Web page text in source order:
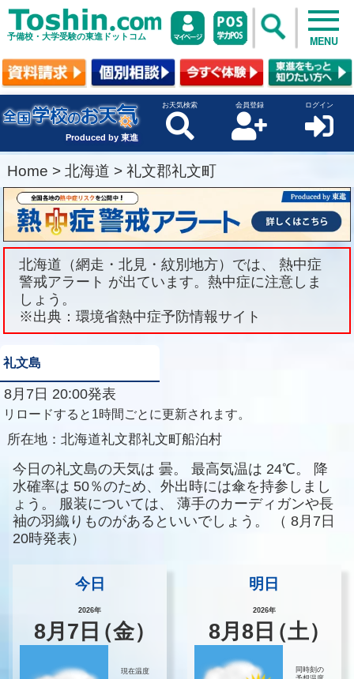
予備校・大学受験の東進ドットコム MENU
Produced by 東進
お天気検索 会員登録 ログイン
Home > 北海道 > 礼文郡礼文町
北海道（網走・北見・紋別地方）では、 熱中症
警戒アラート が出ています。熱中症に注意しま
しょう。
※出典：環境省熱中症予防情報サイト
礼文島
8月7日 20:00発表
リロードすると1時間ごとに更新されます。
所在地： 北海道礼文郡礼文町船泊村
今日の礼文島の天気は 曇。 最高気温は 24℃。
降
水確率は 50％のため、外出時には傘を持参しまし
ょう。
服装については、
薄手のカーディガンや長
袖の羽織りものがあるといいでしょう。
（ 8月7日
20時発表）
今日
2026年
8月 7 日（金）
現在温度
明日
2026年
8月8 日（土）
同時刻の